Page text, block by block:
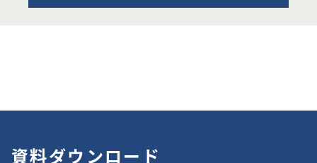
資料ダウンロード